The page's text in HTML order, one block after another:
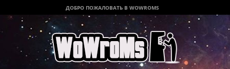
ДОБРО ПОЖАЛОВАТЬ В WOWROMS